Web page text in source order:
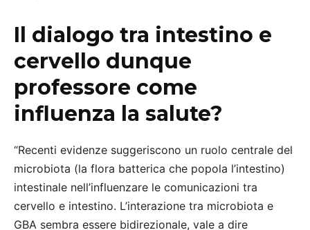
Il dialogo tra intestino e
cervello dunque
professore come
influenza la salute?
“Recenti evidenze suggeriscono un ruolo centrale del
microbiota (la flora batterica che popola l’intestino)
intestinale nell’influenzare le comunicazioni tra
cervello e intestino. L’interazione tra microbiota e
GBA sembra essere bidirezionale, vale a dire